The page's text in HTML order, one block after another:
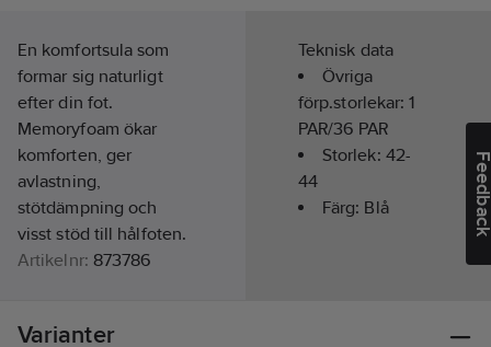
En komfortsula som
formar sig naturligt
efter din fot.
Memoryfoam ökar
komforten, ger
avlastning,
stötdämpning och
visst stöd till hålfoten.
Artikelnr: 873786
artikelnr:
3700006213059
Teknisk data
Övriga
förp.storlekar:1
PAR/36 PAR
Storlek: 42-
44
Färg: Blå
Varianter